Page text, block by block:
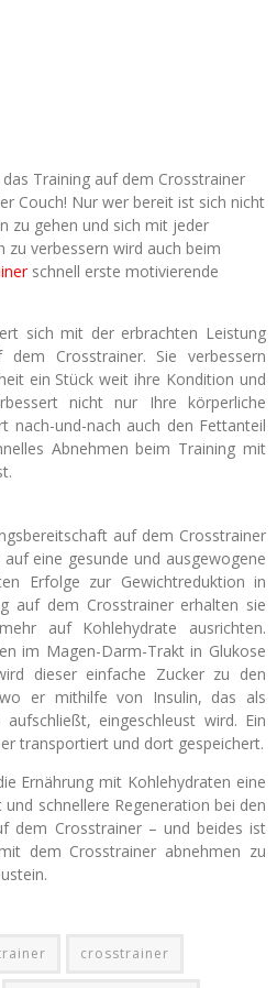
Training auf dem Crosstrainer
Couch! Nur wer bereit ist sich nicht
zu gehen und sich mit jeder
zu verbessern wird auch beim
schnell erste motivierende
sich mit der erbrachten Leistung
Crosstrainer. Sie verbessern
ein Stück weit ihre Kondition und
nicht nur Ihre körperliche
nach-und-nach auch den Fettanteil
Abnehmen beim Training mit
auf dem Crosstrainer
eine gesunde und ausgewogene
Erfolge zur Gewichtreduktion in
auf dem Crosstrainer erhalten sie
auf Kohlehydrate ausrichten.
im Magen-Darm-Trakt in Glukose
dieser einfache Zucker zu den
er mithilfe von Insulin, das als
aufschließt, eingeschleust wird. Ein
transportiert und dort gespeichert.
Ernährung mit Kohlehydraten eine
schnellere Regeneration bei den
dem Crosstrainer – und beides ist
dem Crosstrainer abnehmen zu
crosstrainer